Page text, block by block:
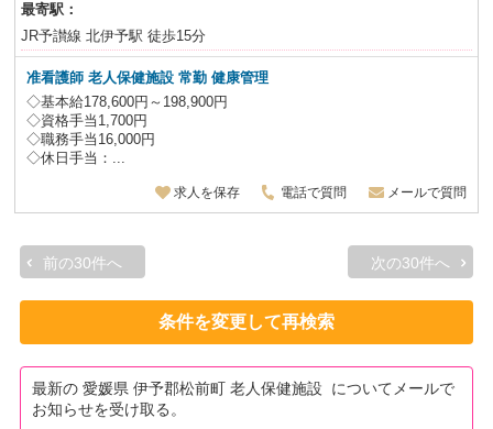
最寄駅：
JR予讃線 北伊予駅 徒歩15分
准看護師 老人保健施設 常勤 健康管理
◇基本給178,600円～198,900円
◇資格手当1,700円
◇職務手当16,000円
◇休日手当：...
求人を保存 電話で質問 メールで質問
前の30件へ 次の30件へ
条件を変更して再検索
最新の 愛媛県 伊予郡松前町 老人保健施設 についてメールで
お知らせを受け取る。